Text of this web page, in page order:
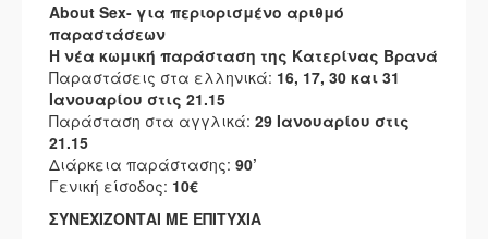
About Sex- για περιορισμένο αριθμό
παραστάσεων
Η νέα κωμική παράσταση της Κατερίνας Βρανά
Παραστάσεις στα ελληνικά: 16, 17, 30 και 31
Ιανουαρίου στις 21.15
Παράσταση στα αγγλικά: 29 Ιανουαρίου στις
21.15
Διάρκεια παράστασης: 90’
Γενική είσοδος: 10€
ΣΥΝΕΧΙΖΟΝΤΑΙ ΜΕ ΕΠΙΤΥΧΙΑ